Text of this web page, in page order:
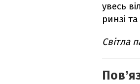
увесь
ринзі
Світла